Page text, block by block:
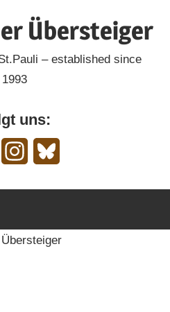
Übersteiger
– established since
1993
uns:
FacebookInstagram